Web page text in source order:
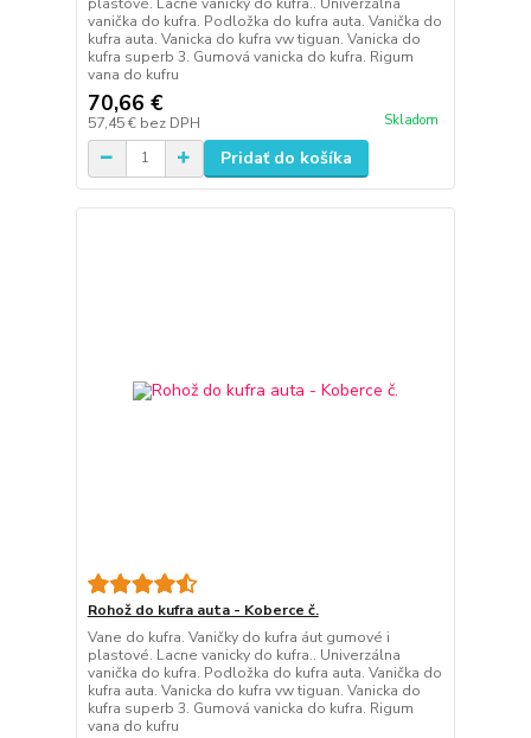
vanička do kufra. Podložka do kufra auta. Vanička do
kufra auta. Vanicka do kufra vw tiguan. Vanicka do
kufra superb 3. Gumová vanicka do kufra. Rigum
vana do kufru
70,66 €
57,45 € bez DPH Skladom
Pridať do košíka
Rohož do kufra auta - Koberce č.
Vane do kufra. Vaničky do kufra áut gumové i
plastové. Lacne vanicky do kufra.. Univerzálna
vanička do kufra. Podložka do kufra auta. Vanička do
kufra auta. Vanicka do kufra vw tiguan. Vanicka do
kufra superb 3. Gumová vanicka do kufra. Rigum
vana do kufru